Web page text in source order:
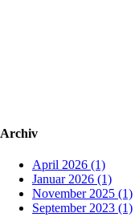
Archiv
April 2026 (1)
Januar 2026 (1)
November 2025 (1)
September 2023 (1)